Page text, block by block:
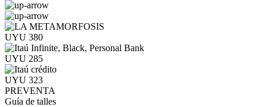
UYU 380
UYU 285
UYU 323
PREVENTA
Guía de talles